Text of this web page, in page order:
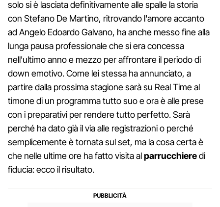
solo si è lasciata definitivamente alle spalle la storia
con Stefano De Martino, ritrovando l'amore accanto
ad Angelo Edoardo Galvano, ha anche messo fine alla
lunga pausa professionale che si era concessa
nell'ultimo anno e mezzo per affrontare il periodo di
down emotivo. Come lei stessa ha annunciato, a
partire dalla prossima stagione sarà su Real Time al
timone di un programma tutto suo e ora è alle prese
con i preparativi per rendere tutto perfetto. Sarà
perché ha dato già il via alle registrazioni o perché
semplicemente è tornata sul set, ma la cosa certa è
che nelle ultime ore ha fatto visita alparrucchieredi
fiducia: ecco il risultato.